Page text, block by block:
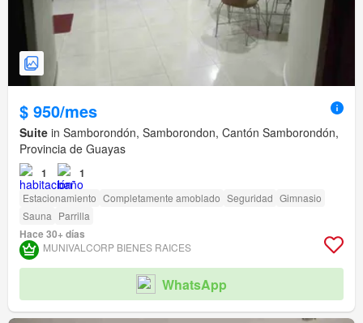
$ 950/mes
Suite in Samborondón, Samborondon, Cantón Samborondón,
Provincia de Guayas
1 1
Estacionamiento Completamente amoblado Seguridad Gimnasio
Sauna Parrilla
Hace 30+ días
MUNIVALCORP BIENES RAICES
WhatsApp